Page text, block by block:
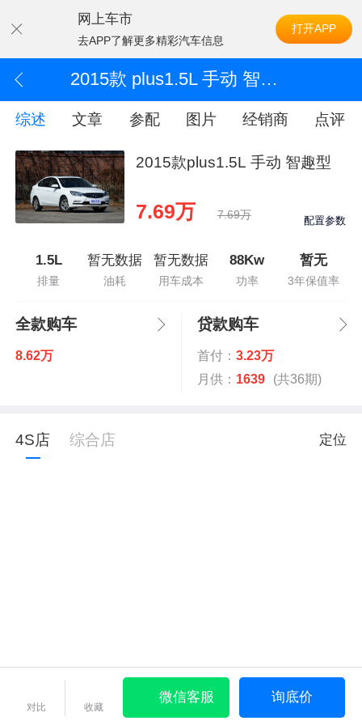
网上车市
去APP了解更多精彩汽车信息
打开APP
2015款 plus1.5L 手动 智趣型
综述 文章 参配 图片 经销商 点评
2015款plus1.5L 手动 智趣型
7.69万 7.69万 配置参数
1.5L
排量
暂无数据
油耗
暂无数据
用车成本
88Kw
功率
暂无
3年保值率
全款购车
8.62万
贷款购车
首付： 3.23万
月供： 1639 (共36期)
4S店 综合店 定位
对比 收藏
微信客服 询底价